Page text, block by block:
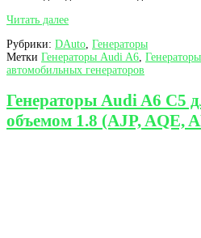
Читать далееСписок
Ауди
А6
С5
моделям
двигателей
Рубрики: DAuto Генераторы
Метки Генераторы Audi A6
автомобильных генераторов
Генераторы Audi A6 C5
объемом 1.8 (AJP, AQE,